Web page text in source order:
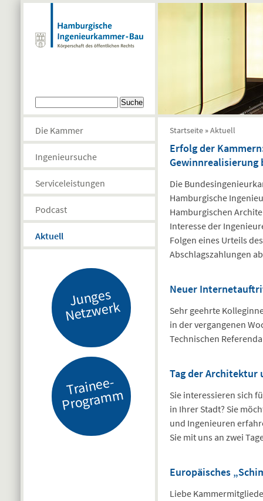
Direkt zum Inhalt
Suchformular
Die Kammer
Ingenieursuche
Serviceleistungen
Podcast
Aktuell
J
u
n
g
es
N
etz
w
er
k
Tr
ai
n
e
e-
Pr
o
gr
a
m
m
Sie sind hier
Startseite »Aktuell
Erfolg der
Gewinnrealisierung
Die
Hamburgische
Hamburgischen
Interesse der
Folgen eines Urteils
Abschlagszahlungen
Neuer
Sehr geehrte
in der vergangenen
Technischen
Tag der Architektur
Sie interessieren sich
in Ihrer Stadt? Sie
und Ingenieuren
Sie mit uns an zwei
Europäisches
Liebe